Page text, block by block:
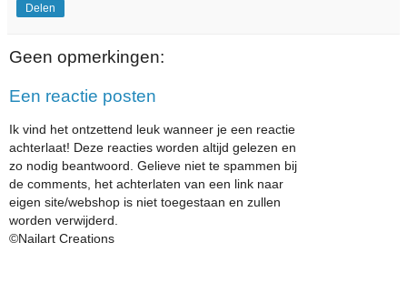
Delen
Geen opmerkingen:
Een reactie posten
Ik vind het ontzettend leuk wanneer je een reactie
achterlaat! Deze reacties worden altijd gelezen en
zo nodig beantwoord. Gelieve niet te spammen bij
de comments, het achterlaten van een link naar
eigen site/webshop is niet toegestaan en zullen
worden verwijderd.
©Nailart Creations